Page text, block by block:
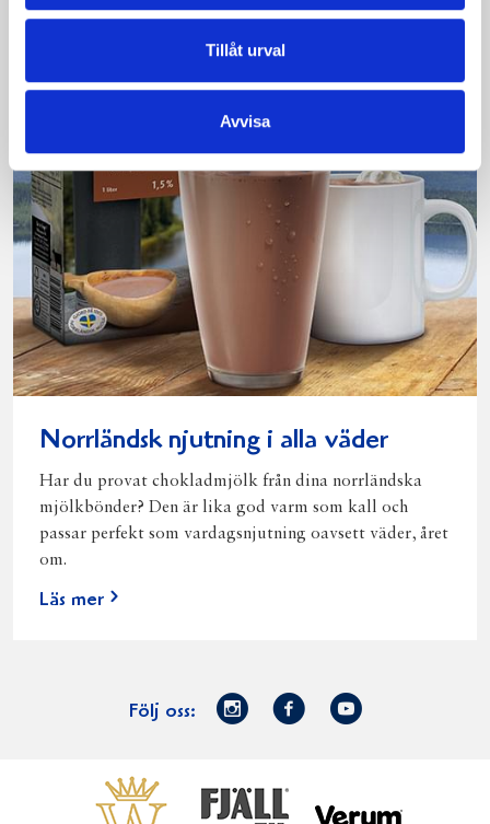
Tillåt urval
Avvisa
Norrländsk njutning i alla väder
Har du provat chokladmjölk från dina norrländska
mjölkbönder? Den är lika god varm som kall och
passar perfekt som vardagsnjutning oavsett väder, året
om.
Läs mer
Följ oss:
Norrmejerier
Facebook
Youtube
VästerbottensostFjällfil